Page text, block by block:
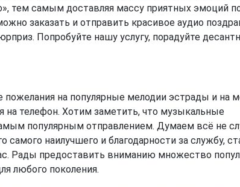
тем самым доставляя массу приятных эмоций
заказать и отправить красивое аудио
Попробуйте нашу услугу, порадуйте
пожелания на популярные мелодии эстрады и на
телефон. Хотим заметить, что музыкальные
популярным отправлением. Думаем всё не
наилучшего и благодарности за службу,
Рады предоставить вниманию множество
любого поколения.